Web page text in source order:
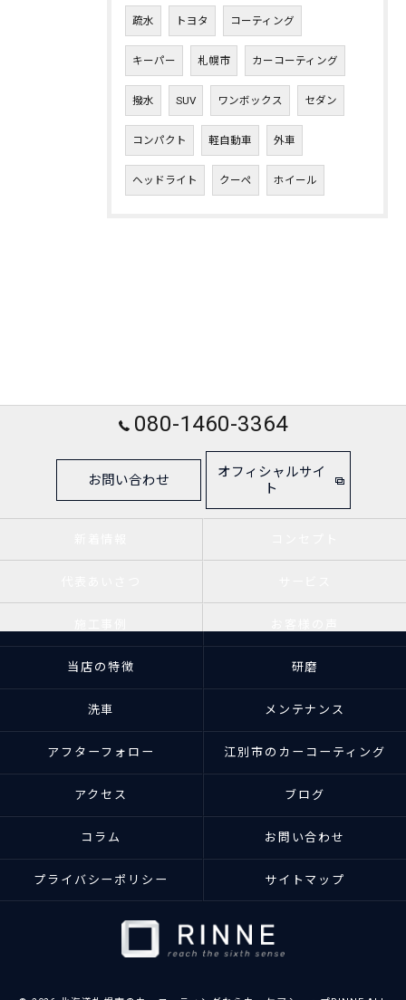
疏水 トヨタ コーティング
キーパー 札幌市 カーコーティング
撥水 SUV ワンボックス セダン
コンパクト 軽自動車 外車
ヘッドライト クーペ ホイール
080-1460-3364
お問い合わせ
オフィシャルサイ
ト
当店の特徴 研磨
洗車 メンテナンス
アフターフォロー 江別市のカーコーティング
アクセス ブログ
コラム お問い合わせ
プライバシーポリシー サイトマップ